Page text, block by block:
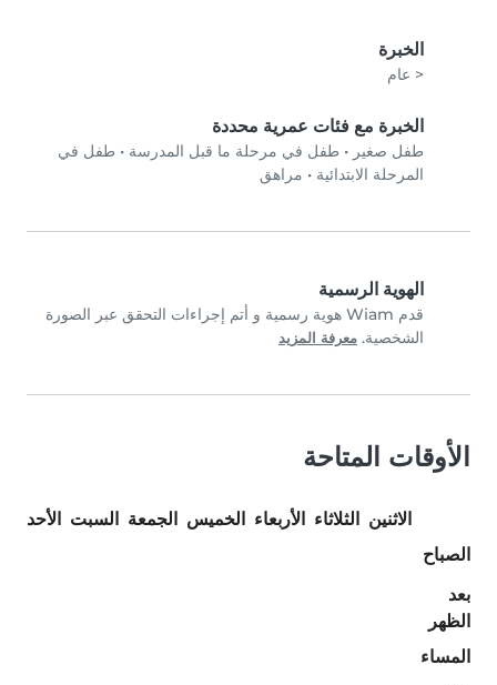
الخبرة
< عام
الخبرة مع فئات عمرية محددة
طفل صغير • طفل في مرحلة ما قبل المدرسة • طفل في
المرحلة الابتدائية • مراهق
الهوية الرسمية
قدم Wiam هوية رسمية و أتم إجراءات التحقق عبر الصورة
الشخصية. معرفة المزيد
الأوقات المتاحة
الاثنين الثلاثاء الأربعاء الخميس الجمعة السبت
الأحد
الصباح
بعد
الظهر
المساء